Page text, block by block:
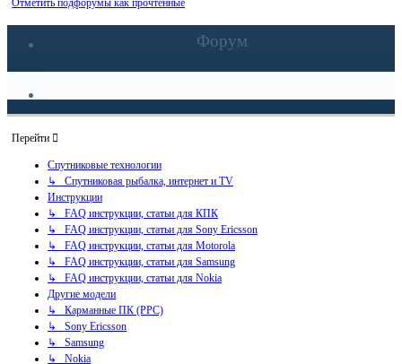
Отметить подфорумы как прочтённые
Форум
Перейти
Спутниковые технологии
↳ Спутниковая рыбалка, интернет и TV
Инструкции
↳ FAQ инструкции, статьи для КПК
↳ FAQ инструкции, статьи для Sony Ericsson
↳ FAQ инструкции, статьи для Motorola
↳ FAQ инструкции, статьи для Samsung
↳ FAQ инструкции, статьи для Nokia
Другие модели
↳ Карманные ПК (PPC)
↳ Sony Ericsson
↳ Samsung
↳ Nokia